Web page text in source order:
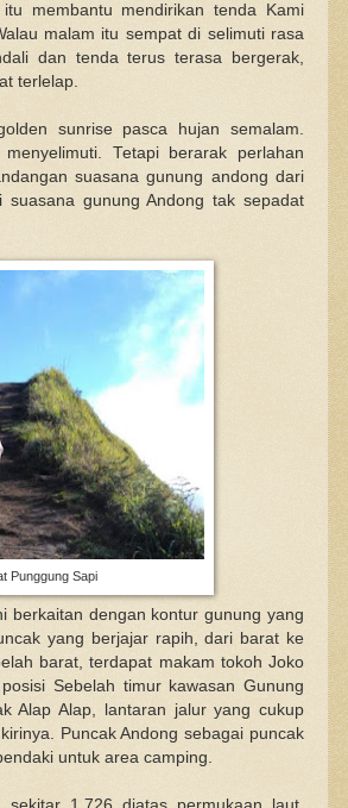
membantu mendirikan tenda Kami
malam itu sempat di selimuti rasa
dan tenda terus terasa bergerak,
terlelap.
sunrise pasca hujan semalam.
Tetapi berarak perlahan
suasana gunung andong dari
suasana gunung Andong tak sepadat
Punggung Sapi
berkaitan dengan kontur gunung yang
yang berjajar rapih, dari barat ke
barat, terdapat makam tokoh Joko
Sebelah timur kawasan Gunung
Alap Alap, lantaran jalur yang cukup
Puncak Andong sebagai puncak
untuk area camping.